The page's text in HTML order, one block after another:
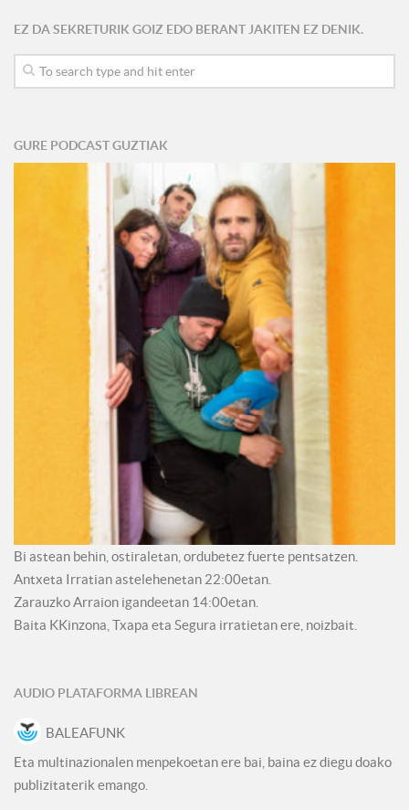
EZ DA SEKRETURIK GOIZ EDO BERANT JAKITEN EZ DENIK.
GURE PODCAST GUZTIAK
Bi astean behin, ostiraletan, ordubetez fuerte pentsatzen.
Antxeta Irratian astelehenetan 22:00etan.
Zarauzko Arraion igandeetan 14:00etan.
Baita KKinzona, Txapa eta Segura irratietan ere, noizbait.
AUDIO PLATAFORMA LIBREAN
BALEAFUNK
Eta multinazionalen menpekoetan ere bai, baina ez diegu doako
publizitaterik emango.